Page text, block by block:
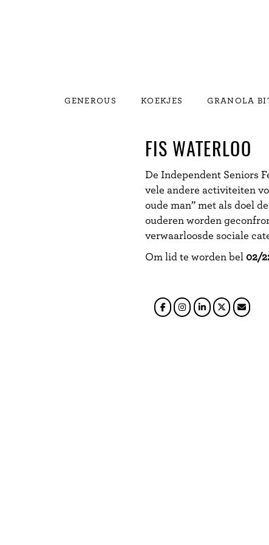
GENEROUS KOEKJES GRANOLA
FIS WATERLOO
De Independent Seniors
vele andere activiteiten
oude man” met als doel
ouderen worden
verwaarloosde sociale
Om lid te worden bel 02/